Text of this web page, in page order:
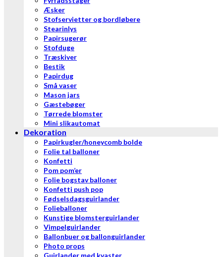
Æsker
Stofservietter og bordløbere
Stearinlys
Papirsugerør
Stofduge
Træskiver
Bestik
Papirdug
Små vaser
Mason jars
Gæstebøger
Tørrede blomster
Mini slikautomat
Dekoration
Papirkugler/honeycomb bolde
Folie tal balloner
Konfetti
Pom pom’er
Folie bogstav balloner
Konfetti push pop
Fødselsdagsguirlander
Folieballoner
Kunstige blomsterguirlander
Vimpelguirlander
Ballonbuer og ballonguirlander
Photo props